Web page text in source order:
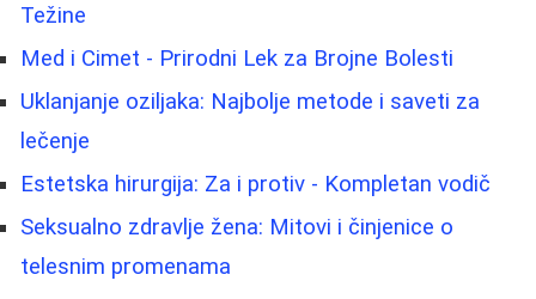
Težine
Med i Cimet - Prirodni Lek za Brojne Bolesti
Uklanjanje oziljaka: Najbolje metode i saveti za
lečenje
Estetska hirurgija: Za i protiv - Kompletan vodič
Seksualno zdravlje žena: Mitovi i činjenice o
telesnim promenama